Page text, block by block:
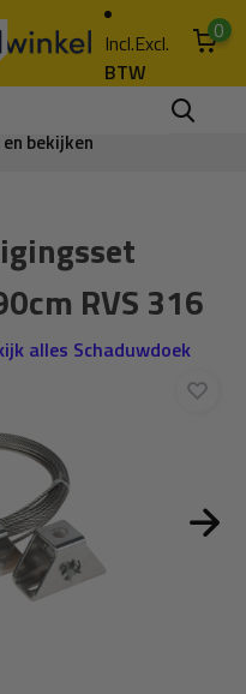
Incl.Excl.
BTW
0
bekijken
RVS 316
alles Schaduwdoek